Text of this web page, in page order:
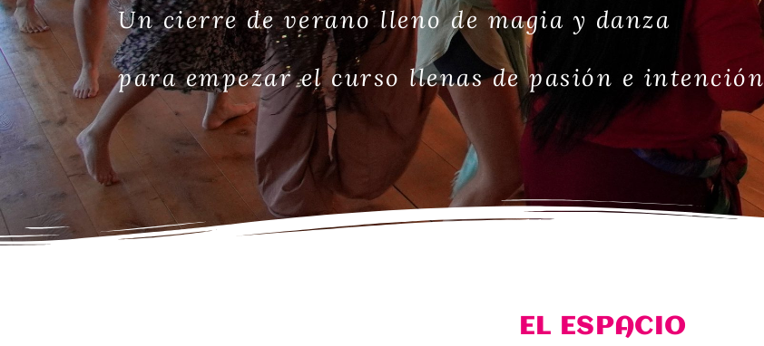
Un cierre de verano lleno de magia y danza
para empezar el curso llenas de pasión e intención
EL ESPACIO